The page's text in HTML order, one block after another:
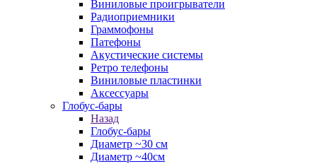
Виниловые проигрыватели
Радиоприемники
Граммофоны
Патефоны
Акустические системы
Ретро телефоны
Виниловые пластинки
Аксессуары
Глобус-бары
Назад
Глобус-бары
Диаметр ~30 см
Диаметр ~40см